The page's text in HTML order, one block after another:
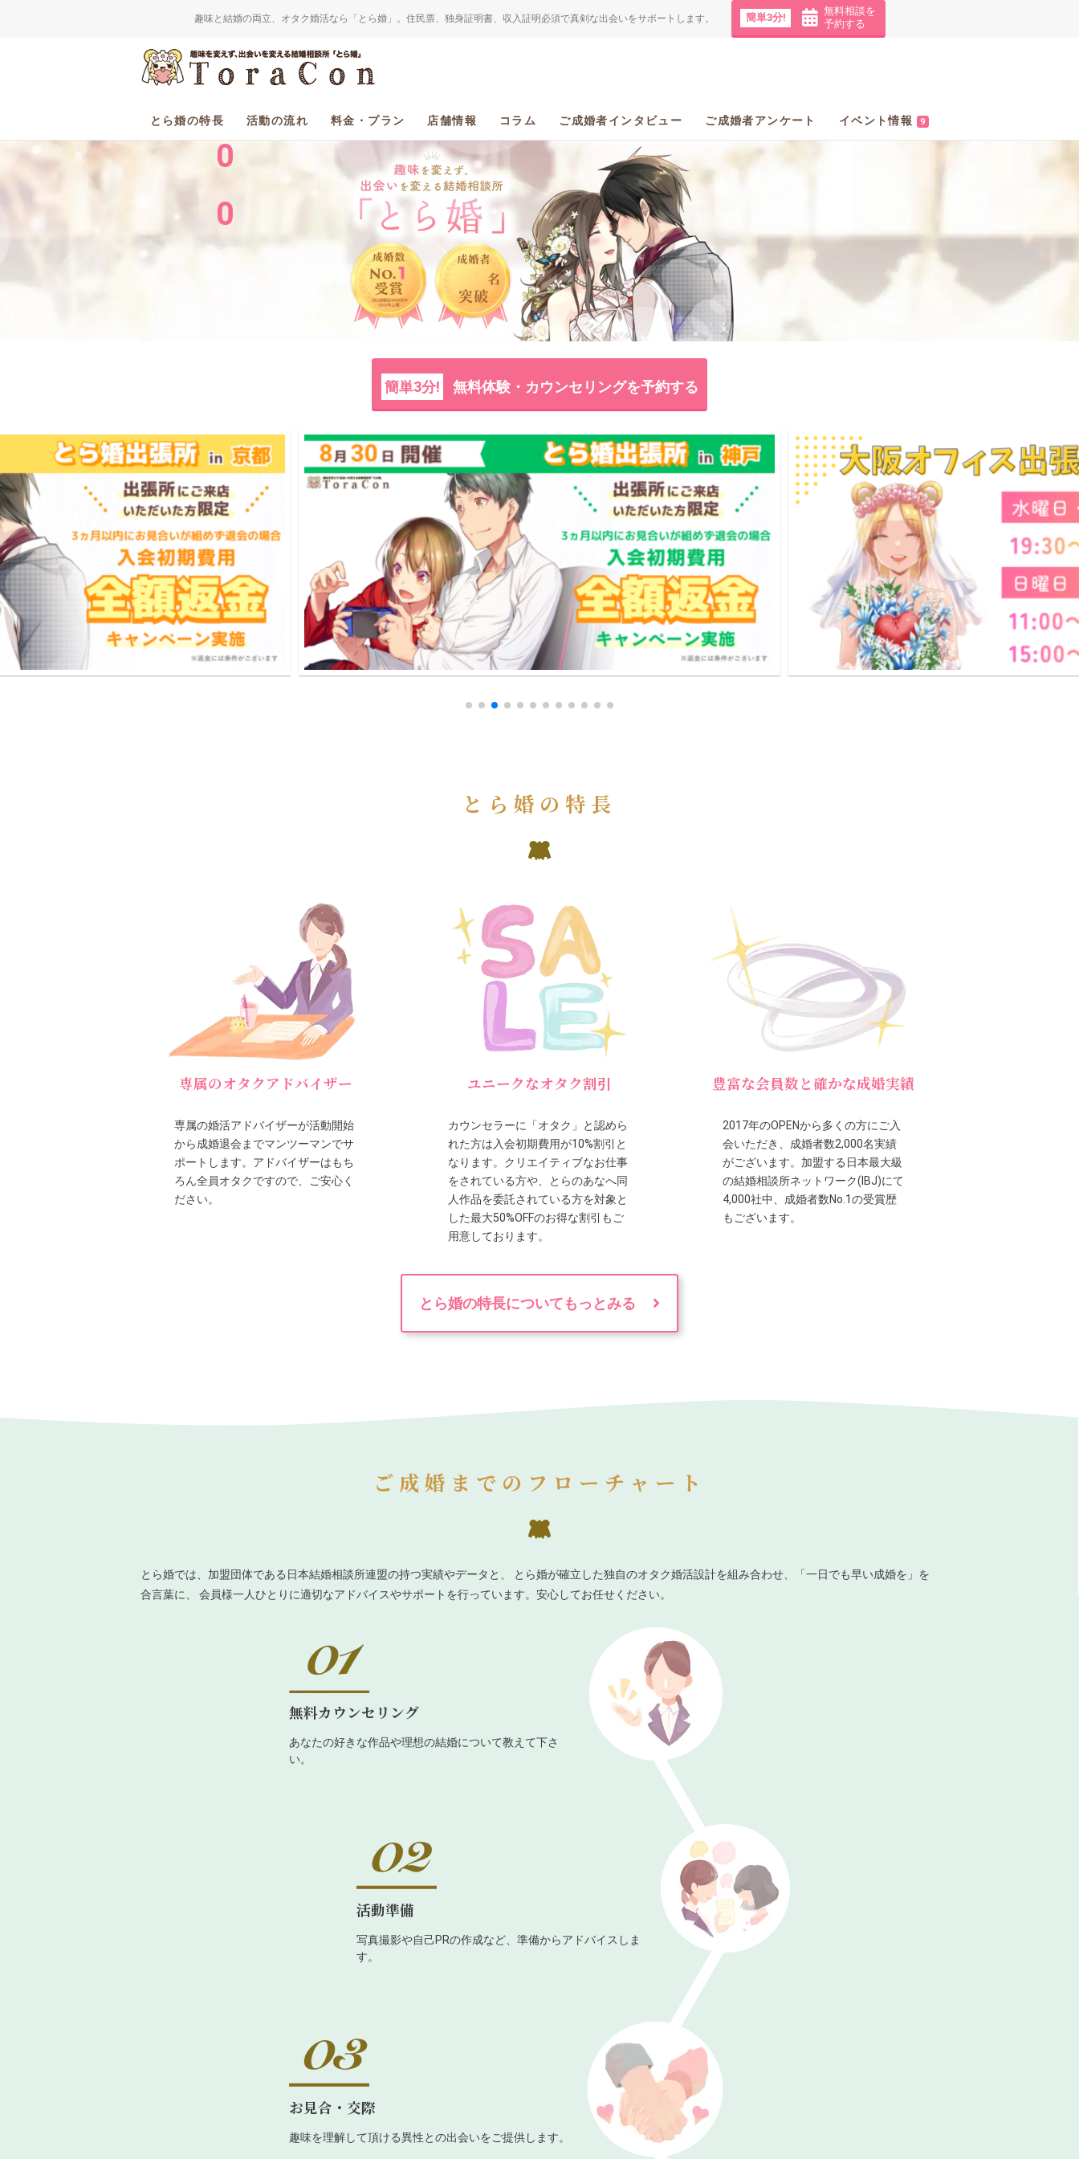
趣味と結婚の両立、オタク婚活なら「とら婚」。住民票、独身証明書、収入証明必須で真剣な出会いをサポートします。 簡単3分!
無料相談を
予約する
とら婚の特長 活動の流れ 料金・プラン 店舗情報 コラム ご成婚者インタビュー ご成婚者アンケート イベント情報 9
2
0
0
0
簡単3分! 無料体験・カウンセリングを予約する
とら婚の特長
専属のオタクアドバイザー
専属の婚活アドバイザーが活動開始
から成婚退会までマンツーマンでサ
ポートします。アドバイザーはもち
ろん全員オタクですので、ご安心く
ださい。
ユニークなオタク割引
カウンセラーに「オタク」と認めら
れた方は入会初期費用が10%割引と
なります。クリエイティブなお仕事
をされている方や、とらのあなへ同
人作品を委託されている方を対象と
した最大50%OFFのお得な割引もご
用意しております。
豊富な会員数と確かな成婚実績
2017年のOPENから多くの方にご入
会いただき、成婚者数2,000名実績
がございます。加盟する日本最大級
の結婚相談所ネットワーク(IBJ)にて
4,000社中、成婚者数No.1の受賞歴
もございます。
とら婚の特長についてもっとみる
ご成婚までのフローチャート
とら婚では、加盟団体である日本結婚相談所連盟の持つ実績やデータと、 とら婚が確立した独自のオタク婚活設計を組み合わせ、「一日でも早い成婚を」を
合言葉に、 会員様一人ひとりに適切なアドバイスやサポートを行っています。安心してお任せください。
無料カウンセリング
あなたの好きな作品や理想の結婚について教えて下さ
い。
活動準備
写真撮影や自己PRの作成など、準備からアドバイスしま
す。
お見合・交際
趣味を理解して頂ける異性との出会いをご提供します。